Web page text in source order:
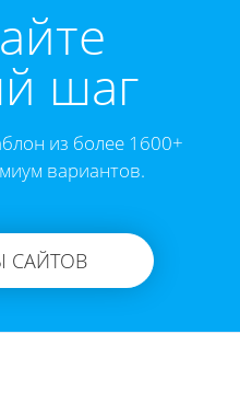
шаг
из более 1600+
вариантов.
САЙТОВ